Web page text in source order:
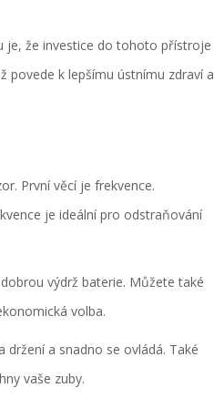
je, že investice do tohoto přístroje
povede k lepšímu ústnímu zdraví a
První věcí je frekvence.
je ideální pro odstraňování
výdrž baterie. Můžete také
volba.
a snadno se ovládá. Také
vaše zuby.